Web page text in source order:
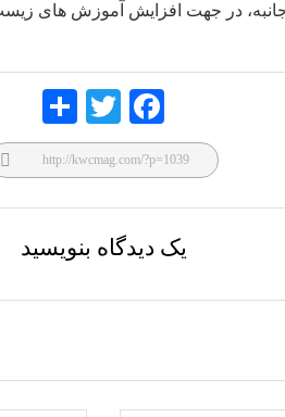
جانبه، در جهت افزایش آموزش
Faceb
ook
Twitte
r
یک دیدگاه بنویسید